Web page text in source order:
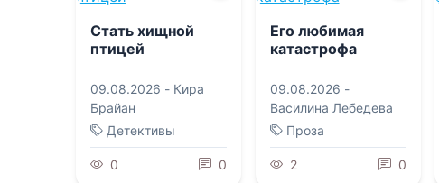
Стать хищной
птицей
09.08.2026 - Кира
Брайан
Детективы
0 0
Его любимая
катастрофа
09.08.2026 -
Василина Лебедева
Проза
2 0